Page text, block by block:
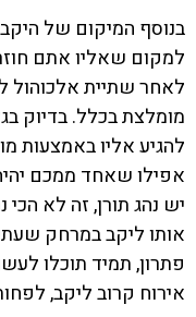
בנוסף המיקום של
למקום שאליו אתם
לאחר שתיית אלכוהול
מומלצת בכלל. בדיוק
להגיע אליו באמצעות
אפילו שאחד ממכם
יש נהג תורן, זה לא
אותו ליקב במרחק
פתרון, תמיד תוכלו
אירוח קרוב ליקב,